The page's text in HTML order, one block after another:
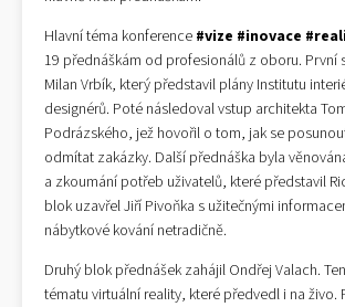
Hlavní téma konference #vize #inovace
19 přednáškám od profesionálů z oboru. První
Milan Vrbík, který představil plány Institutu
designérů. Poté následoval vstup architekta
Podrázského, jež hovořil o tom, jak se
odmítat zakázky. Další přednáška byla
a zkoumání potřeb uživatelů, které představil
blok uzavřel Jiří Pivoňka s užitečnými
nábytkové kování netradičně.
Druhý blok přednášek zahájil Ondřej Valach.
tématu virtuální reality, které předvedl i na živo.